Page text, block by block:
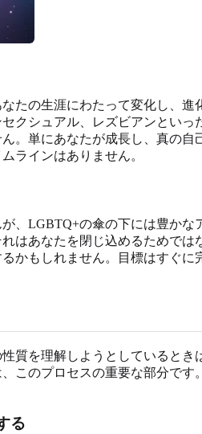
たの生涯にわたって変化し、
シュアル、レズビアンとい
。単にあなたが成長し、真の
ラインはありません。
、LGBTQ+の傘の下には豊か
はあなたを閉じ込めるためで
かもしれません。目標はすぐ
質を理解しようとしていると
このプロセスの重要な部分で
る